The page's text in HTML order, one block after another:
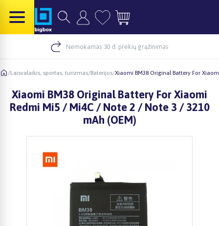
Nemokamas 30 d. prekių grąžinimas
/Laisvalaikis, sportas, turizmas/Baterijos/Xiaomi BM38 Original Battery For
Xiaomi BM38 Original Battery For Xiaomi
Redmi Mi5 / Mi4C / Note 2 / Note 3 / 3210
mAh (OEM)